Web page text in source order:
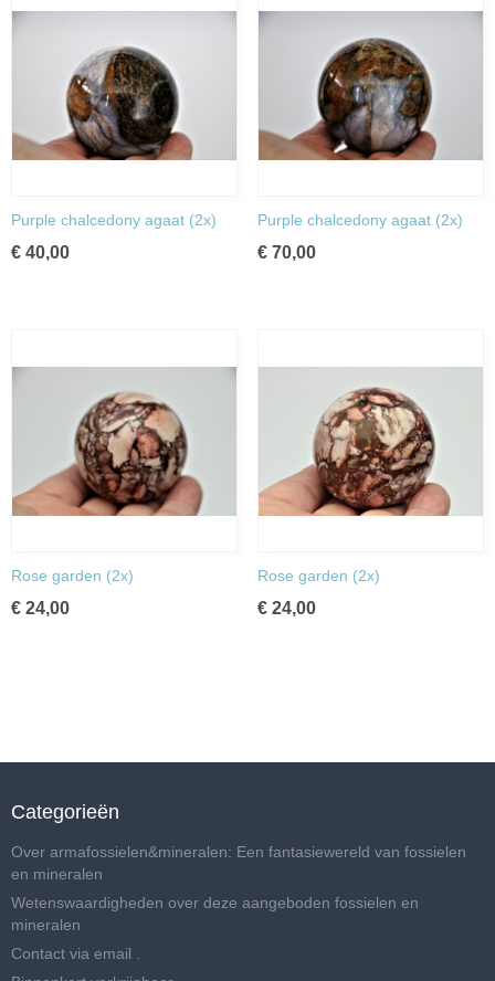
Purple chalcedony agaat (2x)
€ 40,00
Purple chalcedony agaat (2x)
€ 70,00
Rose garden (2x)
€ 24,00
Rose garden (2x)
€ 24,00
Categorieën
Over armafossielen&mineralen: Een fantasiewereld van fossielen
en mineralen
Wetenswaardigheden over deze aangeboden fossielen en
mineralen
Contact via email .